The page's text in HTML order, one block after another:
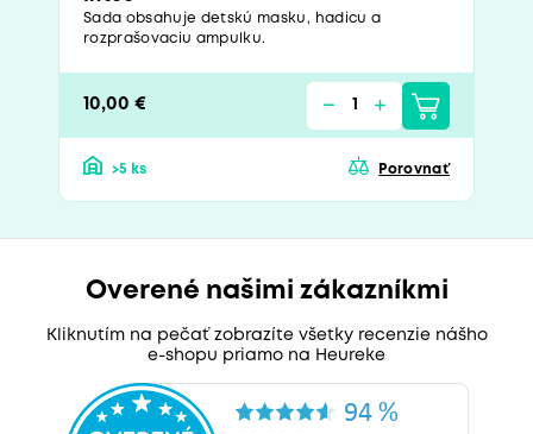
Sada obsahuje detskú masku, hadicu a
rozprašovaciu ampulku.
10,00 €
>5 ks Porovnať
Overené našimi zákazníkmi
Kliknutím na pečať zobrazíte všetky recenzie nášho
e-shopu priamo na Heureke